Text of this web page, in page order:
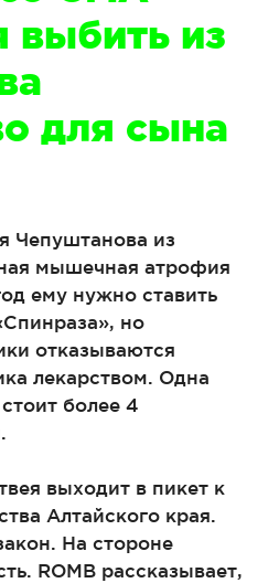
выбить из
для сына
Чепуштанова из
мышечная атрофия
ему нужно ставить
но
отказываются
лекарством. Одна
более 4
выходит в пикет к
Алтайского края.
На стороне
ROMB рассказывает,